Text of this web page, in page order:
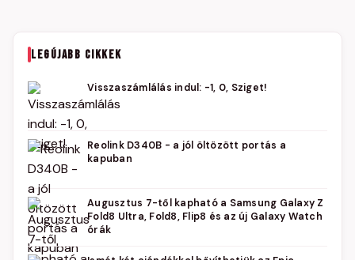
LEGÚJABB CIKKEK
Visszaszámlálás indul: -1, 0, Sziget!
Reolink D340B - a jól öltözött portás a
kapuban
Augusztus 7-től kapható a Samsung Galaxy Z
Fold8 Ultra, Fold8, Flip8 és az új Galaxy Watch
órák